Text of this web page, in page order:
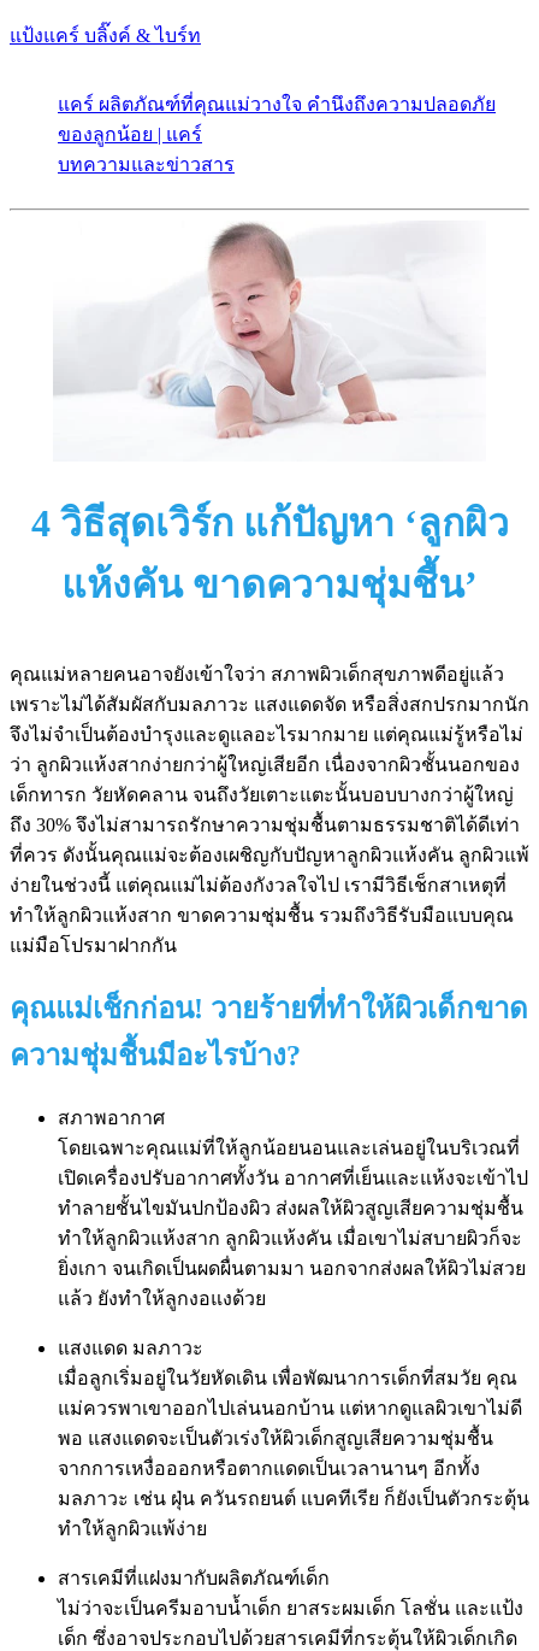
แป้งแคร์ บลิ๊งค์ & ไบร์ท
แคร์ ผลิตภัณฑ์ที่คุณแม่วางใจ คำนึงถึงความปลอดภัย
ของลูกน้อย | แคร์
บทความและข่าวสาร
4 วิธีสุดเวิร์ก แก้ปัญหา ‘ลูกผิว
แห้งคัน ขาดความชุ่มชื้น’
คุณแม่หลายคนอาจยังเข้าใจว่า สภาพผิวเด็กสุขภาพดีอยู่แล้ว
เพราะไม่ได้สัมผัสกับมลภาวะ แสงแดดจัด หรือสิ่งสกปรกมากนัก
จึงไม่จำเป็นต้องบำรุงและดูแลอะไรมากมาย แต่คุณแม่รู้หรือไม่
ว่า ลูกผิวแห้งสากง่ายกว่าผู้ใหญ่เสียอีก เนื่องจากผิวชั้นนอกของ
เด็กทารก วัยหัดคลาน จนถึงวัยเตาะแตะนั้นบอบบางกว่าผู้ใหญ่
ถึง 30% จึงไม่สามารถรักษาความชุ่มชื้นตามธรรมชาติได้ดีเท่า
ที่ควร ดังนั้นคุณแม่จะต้องเผชิญกับปัญหาลูกผิวแห้งคัน ลูกผิวแพ้
ง่ายในช่วงนี้ แต่คุณแม่ไม่ต้องกังวลใจไป เรามีวิธีเช็กสาเหตุที่
ทำให้ลูกผิวแห้งสาก ขาดความชุ่มชื้น รวมถึงวิธีรับมือแบบคุณ
แม่มือโปรมาฝากกัน
คุณแม่เช็กก่อน! วายร้ายที่ทำให้ผิวเด็กขาด
ความชุ่มชื้นมีอะไรบ้าง?
สภาพอากาศ
โดยเฉพาะคุณแม่ที่ให้ลูกน้อยนอนและเล่นอยู่ในบริเวณที่
เปิดเครื่องปรับอากาศทั้งวัน อากาศที่เย็นและแห้งจะเข้าไป
ทำลายชั้นไขมันปกป้องผิว ส่งผลให้ผิวสูญเสียความชุ่มชื้น
ทำให้ลูกผิวแห้งสาก ลูกผิวแห้งคัน เมื่อเขาไม่สบายผิวก็จะ
ยิ่งเกา จนเกิดเป็นผดผื่นตามมา นอกจากส่งผลให้ผิวไม่สวย
แล้ว ยังทำให้ลูกงอแงด้วย
แสงแดด มลภาวะ
เมื่อลูกเริ่มอยู่ในวัยหัดเดิน เพื่อพัฒนาการเด็กที่สมวัย คุณ
แม่ควรพาเขาออกไปเล่นนอกบ้าน แต่หากดูแลผิวเขาไม่ดี
พอ แสงแดดจะเป็นตัวเร่งให้ผิวเด็กสูญเสียความชุ่มชื้น
จากการเหงื่อออกหรือตากแดดเป็นเวลานานๆ อีกทั้ง
มลภาวะ เช่น ฝุ่น ควันรถยนต์ แบคทีเรีย ก็ยังเป็นตัวกระตุ้น
ทำให้ลูกผิวแพ้ง่าย
สารเคมีที่แฝงมากับผลิตภัณฑ์เด็ก
ไม่ว่าจะเป็นครีมอาบน้ำเด็ก ยาสระผมเด็ก โลชั่น และแป้ง
เด็ก ซึ่งอาจประกอบไปด้วยสารเคมีที่กระตุ้นให้ผิวเด็กเกิด